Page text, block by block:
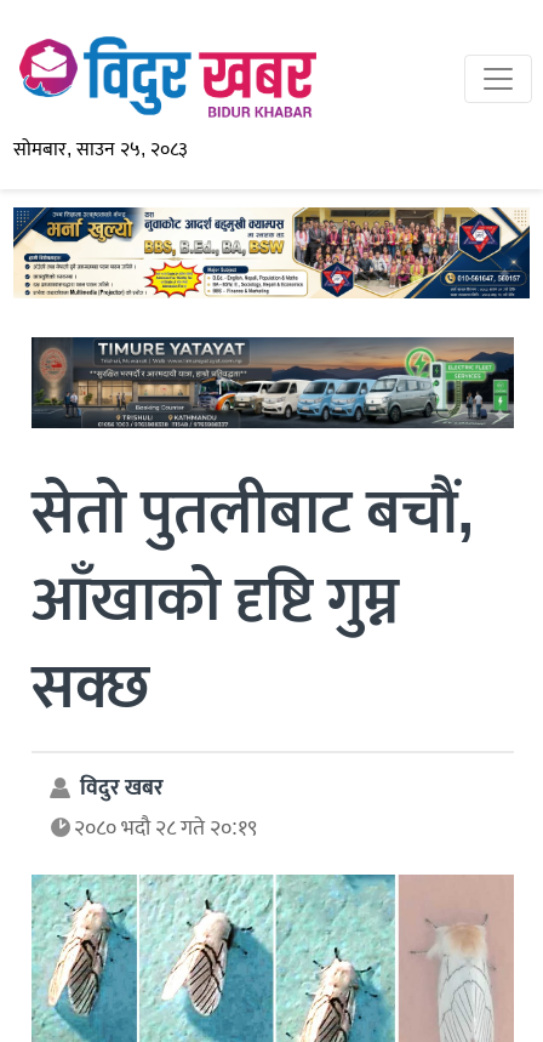
सोमबार, साउन २५, २०८३
सेतो पुतलीबाट बचौं,
आँखाको दृष्टि गुम्न
सक्छ
विदुर खबर
२०८० भदौ २८ गते २०:१९